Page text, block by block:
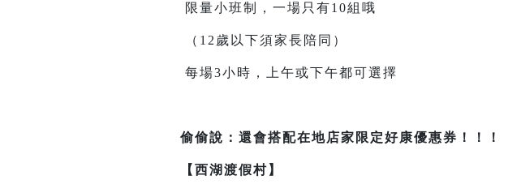
限量小班制，一場只有10組哦
（12歲以下須家長陪同）
每場3小時，上午或下午都可選擇
偷偷說：還會搭配在地店家限定好康優惠券！！！
【西湖渡假村】